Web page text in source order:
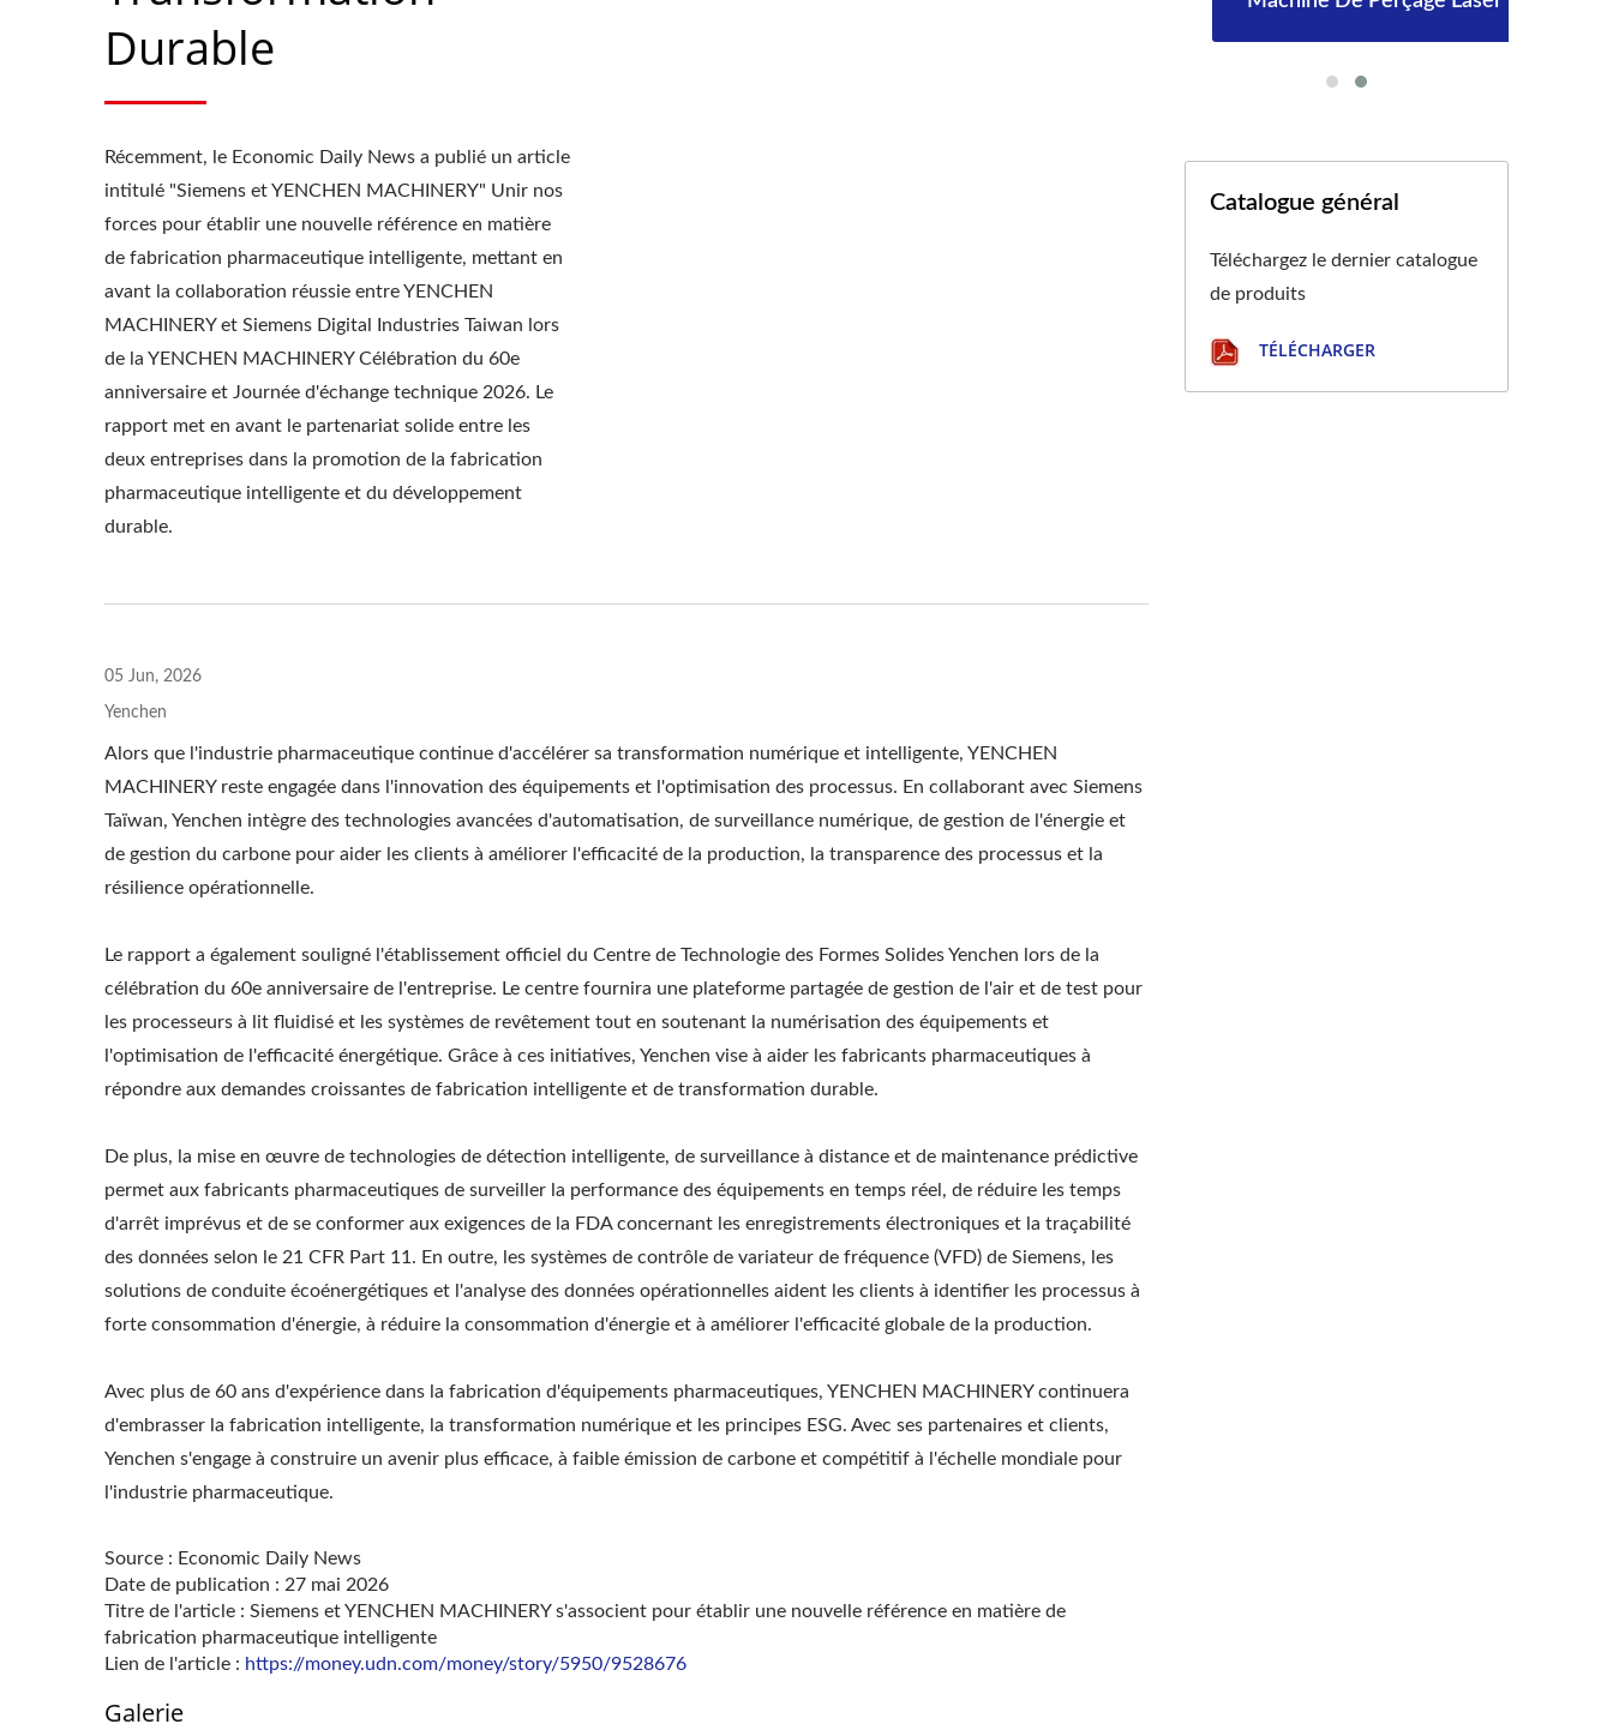
Durable
Récemment, le Economic Daily News a publié un article
intitulé "Siemens et YENCHEN MACHINERY" Unir nos
forces pour établir une nouvelle référence en matière
de fabrication pharmaceutique intelligente, mettant en
avant la collaboration réussie entre YENCHEN
MACHINERY et Siemens Digital Industries Taiwan lors
de la YENCHEN MACHINERY Célébration du 60e
anniversaire et Journée d'échange technique 2026. Le
rapport met en avant le partenariat solide entre les
deux entreprises dans la promotion de la fabrication
pharmaceutique intelligente et du développement
durable.
05 Jun, 2026
Yenchen
Alors que l'industrie pharmaceutique continue d'accélérer sa transformation numérique et intelligente, YENCHEN
MACHINERY reste engagée dans l'innovation des équipements et l'optimisation des processus. En collaborant avec Siemens
Taïwan, Yenchen intègre des technologies avancées d'automatisation, de surveillance numérique, de gestion de l'énergie et
de gestion du carbone pour aider les clients à améliorer l'efficacité de la production, la transparence des processus et la
résilience opérationnelle.
Le rapport a également souligné l'établissement officiel du Centre de Technologie des Formes Solides Yenchen lors de la
célébration du 60e anniversaire de l'entreprise. Le centre fournira une plateforme partagée de gestion de l'air et de test pour
les processeurs à lit fluidisé et les systèmes de revêtement tout en soutenant la numérisation des équipements et
l'optimisation de l'efficacité énergétique. Grâce à ces initiatives, Yenchen vise à aider les fabricants pharmaceutiques à
répondre aux demandes croissantes de fabrication intelligente et de transformation durable.
De plus, la mise en œuvre de technologies de détection intelligente, de surveillance à distance et de maintenance prédictive
permet aux fabricants pharmaceutiques de surveiller la performance des équipements en temps réel, de réduire les temps
d'arrêt imprévus et de se conformer aux exigences de la FDA concernant les enregistrements électroniques et la traçabilité
des données selon le 21 CFR Part 11. En outre, les systèmes de contrôle de variateur de fréquence (VFD) de Siemens, les
solutions de conduite écoénergétiques et l'analyse des données opérationnelles aident les clients à identifier les processus à
forte consommation d'énergie, à réduire la consommation d'énergie et à améliorer l'efficacité globale de la production.
Avec plus de 60 ans d'expérience dans la fabrication d'équipements pharmaceutiques, YENCHEN MACHINERY continuera
d'embrasser la fabrication intelligente, la transformation numérique et les principes ESG. Avec ses partenaires et clients,
Yenchen s'engage à construire un avenir plus efficace, à faible émission de carbone et compétitif à l'échelle mondiale pour
l'industrie pharmaceutique.
Source : Economic Daily News
Date de publication : 27 mai 2026
Titre de l'article : Siemens et YENCHEN MACHINERY s'associent pour établir une nouvelle référence en matière de
fabrication pharmaceutique intelligente
Lien de l'article : https://money.udn.com/money/story/5950/9528676
Galerie
Catalogue général
Téléchargez le dernier catalogue
de produits
TÉLÉCHARGER